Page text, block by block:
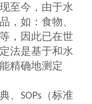
至今，由于水
，如：食物、
，因此已在世
法是基于和水
精确地测定
、 SOPs （标准